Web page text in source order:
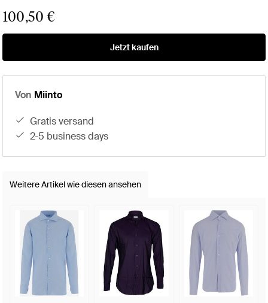
100,50 €
Jetzt kaufen
Von Miinto
gratis versand
2-5 business days
Weitere Artikel wie diesen ansehen